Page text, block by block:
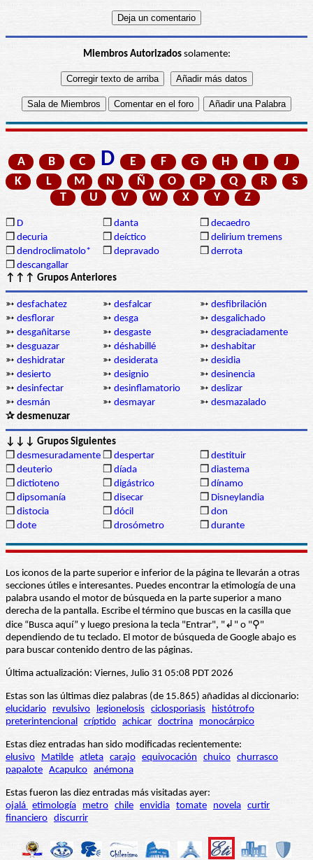
Miembros Autorizadossolamente:
A B C D E F G H I
J
K
L M N Ñ O P Q R
S
T
U V W X Y Z
❒ D ❒ danta ❒ decaedro
❒ decuria ❒ deíctico ❒ delirium tremens
❒ dendroclimatolo* ❒ depravado ❒ derrota
❒ descangallar
↑↑↑ Grupos Anteriores
➳ desfachatez ➳ desfalcar ➳ desfibrilación
➳ desflorar ➳ desga ➳ desgalichado
➳ desgañitarse ➳ desgaste ➳ desgraciadamente
➳ desguazar ➳ déshabillé ➳ deshabitar
➳ deshidratar ➳ desiderata ➳ desidia
➳ desierto ➳ designio ➳ desinencia
➳ desinfectar ➳ desinflamatorio ➳ deslizar
➳ desmán ➳ desmayar ➳ desmazalado
✰ desmenuzar
↓↓↓ Grupos Siguientes
❒ desmesuradamente ❒ despertar ❒ destituir
❒ deuterio ❒ díada ❒ diastema
❒ dictioteno ❒ digástrico ❒ dínamo
❒ dipsomanía ❒ disecar ❒ Disneylandia
❒ distocia ❒ dócil ❒ don
❒ dote ❒ drosómetro ❒ durante
Los iconos de la parte superior e inferior de la página te llevarán a otras
secciones útiles e interesantes. Puedes encontrar la etimología de una
palabra usando el motor de búsqueda en la parte superior a mano
derecha de la pantalla. Escribe el término que buscas en la casilla que
dice “Busca aquí” y luego presiona la tecla "Entrar", "↲" o "⚲"
dependiendo de tu teclado. El motor de búsqueda de Google abajo es
para buscar contenido dentro de las páginas.
Última actualización: Viernes, Julio 31 05:08 PDT 2026
Estas son las últimas diez palabras (de 15.865) añadidas al diccionario:
elucidario
revulsivo legionelosis ciclosporiasis
histótrofo
preterintencional críptido achicar doctrina monocárpico
Estas diez entradas han sido modificadas recientemente:
elusivo
Matilde atleta carajo equivocación chuico churrasco
papalote Acapulco anémona
Estas fueron las diez entradas más visitadas ayer:
ojalá etimología metro chile envidia tomate novela curtir
financiero discurrir